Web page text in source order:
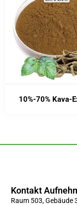
10%-70% Kava-
Kontakt
Raum 503, Gebäude